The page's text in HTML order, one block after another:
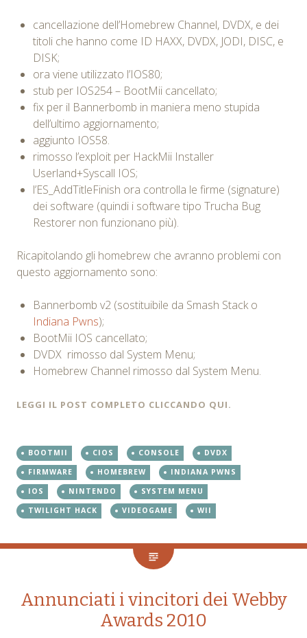
cancellazione dell’Homebrew Channel, DVDX, e dei
titoli che hanno come ID HAXX, DVDX, JODI, DISC, e
DISK;
ora viene utilizzato l’IOS80;
stub per IOS254 – BootMii cancellato;
fix per il Bannerbomb in maniera meno stupida
dell’ultimo aggiornamento;
aggiunto IOS58.
rimosso l’exploit per HackMii Installer
Userland+Syscall IOS;
l’ES_AddTitleFinish ora controlla le firme (signature)
dei software (quindi i software tipo Trucha Bug
Restorer non funzionano più).
Ricapitolando gli homebrew che avranno problemi con
questo aggiornamento sono:
Bannerbomb v2 (sostituibile da Smash Stack o
Indiana Pwns);
BootMii IOS cancellato;
DVDX rimosso dal System Menu;
Homebrew Channel rimosso dal System Menu.
LEGGI IL POST COMPLETO CLICCANDO QUI.
BOOTMII CIOS CONSOLE
DVDX
FIRMWARE
HOMEBREW
INDIANA PWNS
IOS
NINTENDO
SYSTEM MENU
TWILIGHT HACK
VIDEOGAME WII
Annunciati i vincitori dei Webby
Awards 2010